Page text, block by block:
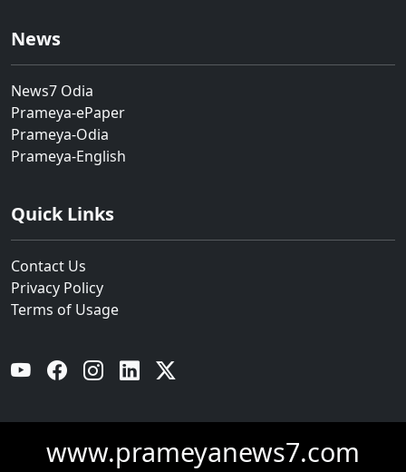
News
News7 Odia
Prameya-ePaper
Prameya-Odia
Prameya-English
Quick Links
Contact Us
Privacy Policy
Terms of Usage
YouTube Facebook Instagram Linkedin
www.prameyanews7.com